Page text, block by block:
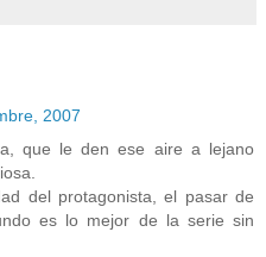
2007
que le den ese aire a lejano
del protagonista, el pasar de
es lo mejor de la serie sin